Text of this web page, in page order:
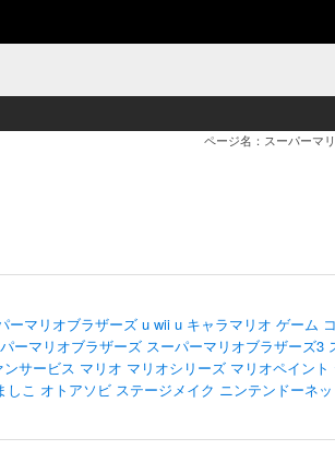
ページ名：スーパーマ
ーマリオブラザーズ u wii u キャラマリオ ゲーム
ーマリオブラザーズ スーパーマリオブラザーズ3
ンサービス マリオ マリオシリーズ マリオペイント
しこ オトアソビ ステージメイク ニンテンドーネ